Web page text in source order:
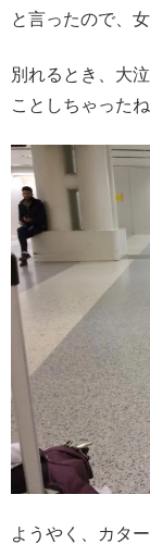
と言ったので、
別れるとき、大
ことしちゃった
ようやく、カタ